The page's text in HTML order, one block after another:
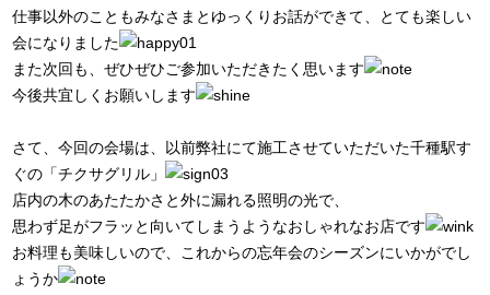
仕事以外のこともみなさまとゆっくりお話ができて、とても楽しい
会になりました
また次回も、ぜひぜひご参加いただきたく思います
今後共宜しくお願いします
さて、今回の会場は、以前弊社にて施工させていただいた千種駅す
ぐの「チクサグリル」
店内の木のあたたかさと外に漏れる照明の光で、
思わず足がフラッと向いてしまうようなおしゃれなお店です
お料理も美味しいので、これからの忘年会のシーズンにいかがでし
ょうか